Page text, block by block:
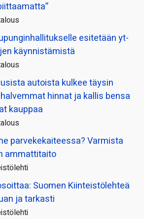
esitetään yt-
käynnistämistä
autoista kulkee täysin
hinnat ja kallis bensa
kauppaa
parvekekaiteessa? Varmista
ammattitaito
Suomen Kiinteistölehteä
ja tarkasti